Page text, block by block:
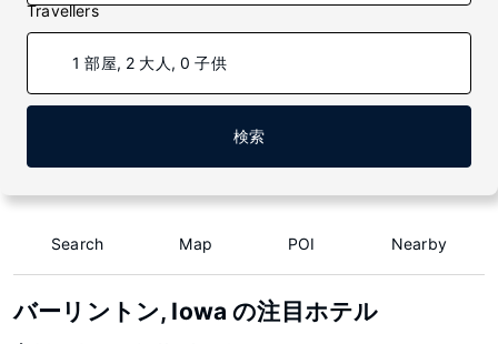
Travellers
1 部屋, 2 大人, 0 子供
検索
Search Map POI Nearby
バーリントン, Iowa の注目ホテル